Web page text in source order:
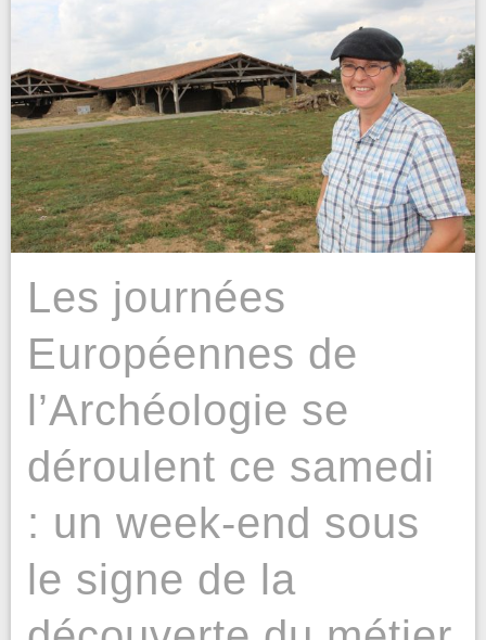
Les journées
Européennes de
l’Archéologie se
déroulent ce samedi
: un week-end sous
le signe de la